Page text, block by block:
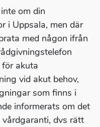
om din
i Uppsala, men där
med någon ifrån
akuta
vid akut behov,
som finns i
informerats om det
dvs rätt